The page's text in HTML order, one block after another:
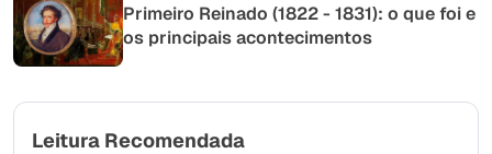
Primeiro Reinado (1822 - 1831): o que foi e
os principais acontecimentos
Leitura Recomendada